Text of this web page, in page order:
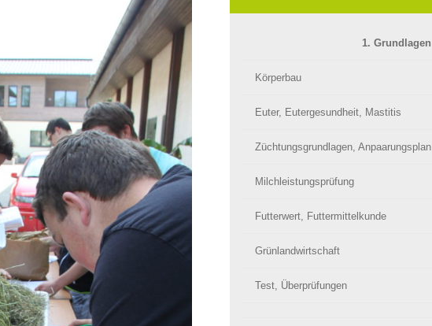
1. Grundlagen
Körperbau
Euter, Eutergesundheit, Mastitis
Züchtungsgrundlagen, Anpaarungsplan
Milchleistungsprüfung
Futterwert, Futtermittelkunde
Grünlandwirtschaft
Test, Überprüfungen